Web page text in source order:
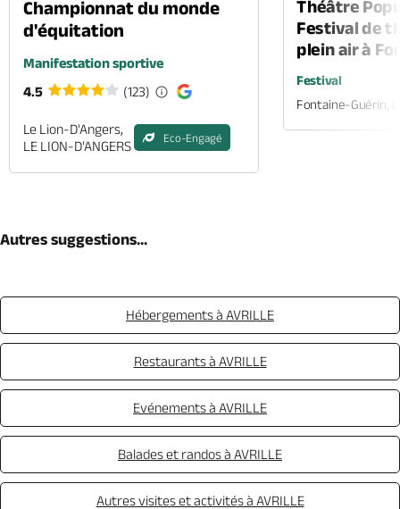
Championnat du monde
d'équitation
Manifestation sportive
4.5
(123)
Le Lion-D'Angers,
LE LION-D'ANGERS
Eco-Engagé
Théâtre
Festival de
plein air à
Festival
Fontaine-Guérin,
Autres suggestions...
Hébergements à AVRILLE
Restaurants à AVRILLE
Evénements à AVRILLE
Balades et randos à AVRILLE
Autres visites et activités à AVRILLE